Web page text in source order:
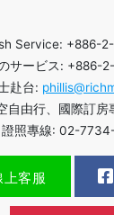
Service: +886-
サービス: +886-
赴台:
自由行、國際訂
證照專線: 02-
上客服